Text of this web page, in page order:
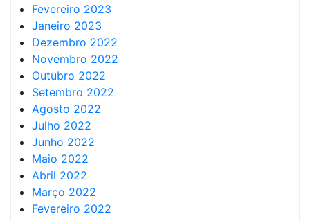
Fevereiro 2023
Janeiro 2023
Dezembro 2022
Novembro 2022
Outubro 2022
Setembro 2022
Agosto 2022
Julho 2022
Junho 2022
Maio 2022
Abril 2022
Março 2022
Fevereiro 2022